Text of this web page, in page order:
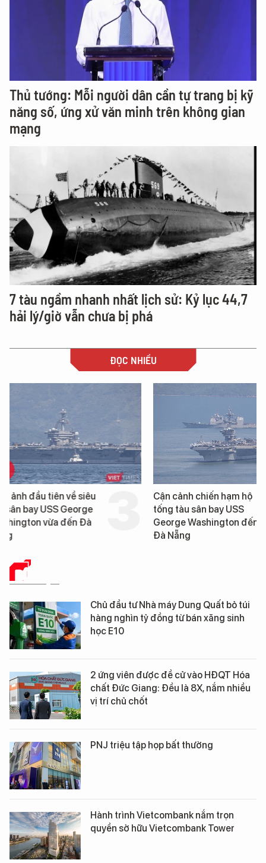
Thủ tướng: Mỗi người dân cần tự trang bị kỹ
năng số, ứng xử văn minh trên không gian
mạng
7 tàu ngầm nhanh nhất lịch sử: Kỷ lục 44,7
hải lý/giờ vẫn chưa bị phá
ĐỌC NHIỀU
Cận cảnh chiến hạm hộ
tống tàu sân bay USS
George Washington đến
Đà Nẵng
Loạt dự án bất động
Đà Nẵng sắp bị kiểm
DỮ LIỆU
Chủ đầu tư Nhà máy Dung Quất bỏ túi
hàng nghìn tỷ đồng từ bán xăng sinh
học E10
2 ứng viên được đề cử vào HĐQT Hóa
chất Đức Giang: Đều là 8X, nắm nhiều
vị trí chủ chốt
PNJ triệu tập họp bất thường
Hành trình Vietcombank nắm trọn
quyền sở hữu Vietcombank Tower